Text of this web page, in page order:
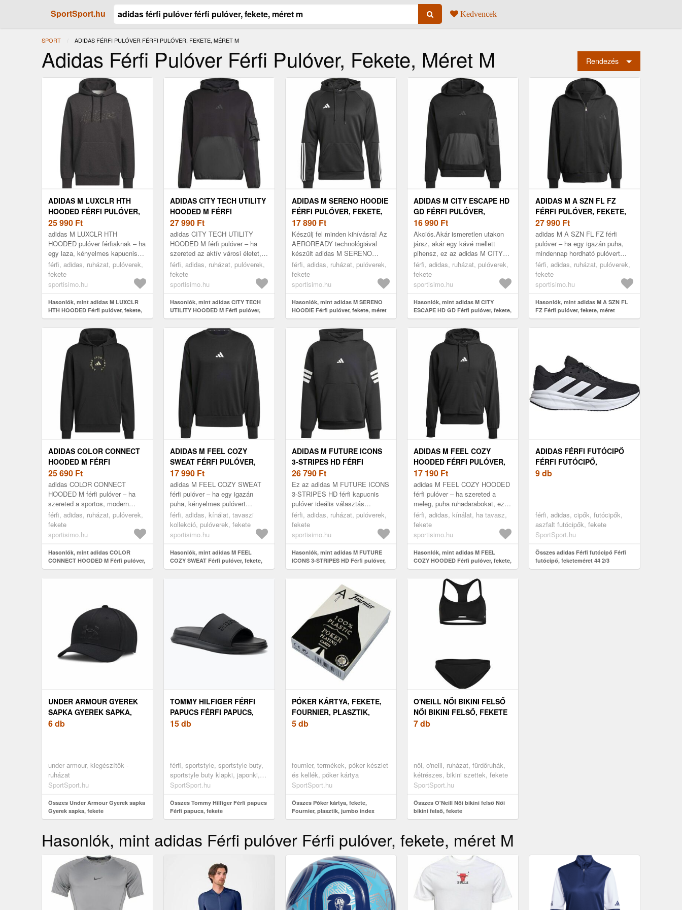
SportSport.hu Kedvencek
SPORT JELENLEGI:
ADIDAS FÉRFI PULÓVER FÉRFI PULÓVER, FEKETE, MÉRET M
Adidas Férfi Pulóver Férfi Pulóver, Fekete, Méret M Rendezés
ADIDAS M LUXCLR HTH
HOODED FÉRFI PULÓVER,
FEKETE, MÉRET
25 990 Ft
adidas M LUXCLR HTH
HOODED pulóver férfiaknak – ha
egy laza, kényelmes kapucnis
pulóvert keresel, ez a modell
neked szól. A puha anyag egész
nap ke...
férfi, adidas, ruházat, pulóverek,
fekete
sportisimo.hu
Hasonlók, mint adidas M LUXCLR
HTH HOODED Férfi pulóver, fekete,
méret
ADIDAS CITY TECH UTILITY
HOODED M FÉRFI
PULÓVER, FEKETE, MÉRET
27 990 Ft
adidas CITY TECH UTILITY
HOODED M férfi pulóver – ha
szereted az aktív városi életet,
ez a pulóver neked való! Az
outdoor inspiráció és a modern
di...
férfi, adidas, ruházat, pulóverek,
fekete
sportisimo.hu
Hasonlók, mint adidas CITY TECH
UTILITY HOODED M Férfi pulóver,
fekete, méret
ADIDAS M SERENO HOODIE
FÉRFI PULÓVER, FEKETE,
MÉRET
17 890 Ft
Készülj fel minden kihívásra! Az
AEROREADY technológiával
készült adidas M SERENO
HOODIE férfi pulóver nem csak
alkalmazkodik a mozgásodhoz,
de kén...
férfi, adidas, ruházat, pulóverek,
fekete
sportisimo.hu
Hasonlók, mint adidas M SERENO
HOODIE Férfi pulóver, fekete, méret
ADIDAS M CITY ESCAPE HD
GD FÉRFI PULÓVER,
FEKETE, MÉRET
16 990 Ft
Akciós.Akár ismeretlen utakon
jársz, akár egy kávé mellett
pihensz, ez az adidas M CITY
ESCAPE HD GD férfi pulóver
megbízható társad lesz. Puha és
meleg f...
férfi, adidas, ruházat, pulóverek,
fekete
sportisimo.hu
Hasonlók, mint adidas M CITY
ESCAPE HD GD Férfi pulóver, fekete,
méret
ADIDAS M A SZN FL FZ
FÉRFI PULÓVER, FEKETE,
MÉRET
27 990 Ft
adidas M A SZN FL FZ férfi
pulóver – ha egy igazán puha,
mindennap hordható pulóvert
keresel, ez lesz a kedvenced! A
teljes cipzáras kialakításnak ...
férfi, adidas, ruházat, pulóverek,
fekete
sportisimo.hu
Hasonlók, mint adidas M A SZN FL
FZ Férfi pulóver, fekete, méret
ADIDAS COLOR CONNECT
HOODED M FÉRFI
PULÓVER, FEKETE, MÉRET
25 690 Ft
adidas COLOR CONNECT
HOODED M férfi pulóver – ha
szereted a sportos, modern
megjelenést, ez a pulóver neked
szól! A mellkason lévő feltűnő
grafika ...
férfi, adidas, ruházat, pulóverek,
fekete
sportisimo.hu
Hasonlók, mint adidas COLOR
CONNECT HOODED M Férfi pulóver,
fekete, méret
ADIDAS M FEEL COZY
SWEAT FÉRFI PULÓVER,
FEKETE, MÉRET
17 990 Ft
adidas M FEEL COZY SWEAT
férfi pulóver – ha egy igazán
puha, kényelmes pulóvert
keresel, ami minden helyzetben
megállja a helyét, ezt próbáld ki!
K...
férfi, adidas, kínálat, tavaszi
kollekció, pulóverek, fekete
sportisimo.hu
Hasonlók, mint adidas M FEEL
COZY SWEAT Férfi pulóver, fekete,
méret
ADIDAS M FUTURE ICONS
3-STRIPES HD FÉRFI
PULÓVER, FEKETE, MÉRET
26 790 Ft
Ez az adidas M FUTURE ICONS
3-STRIPES HD férfi kapucnis
pulóver ideális választás
mindazok számára, akik kedvelik
a lezser stílust és a maximális
k...
férfi, adidas, ruházat, pulóverek,
fekete
sportisimo.hu
Hasonlók, mint adidas M FUTURE
ICONS 3-STRIPES HD Férfi pulóver,
fekete, méret
ADIDAS M FEEL COZY
HOODED FÉRFI PULÓVER,
FEKETE, MÉRET
17 190 Ft
adidas M FEEL COZY HOODED
férfi pulóver – ha szereted a
meleg, puha ruhadarabokat, ez a
pulóver neked való. A kapucni és
a bordázott passzék egész ...
férfi, adidas, kínálat, ha tavasz,
fekete
sportisimo.hu
Hasonlók, mint adidas M FEEL
COZY HOODED Férfi pulóver, fekete,
méret
ADIDAS FÉRFI FUTÓCIPŐ
FÉRFI FUTÓCIPŐ,
FEKETEMÉRET 44 2/3
9 db
férfi, adidas, cipők, futócipők,
aszfalt futócipők, fekete
SportSport.hu
Összes adidas Férfi futócipő Férfi
futócipő, feketeméret 44 2/3
UNDER ARMOUR GYEREK
SAPKA GYEREK SAPKA,
FEKETE
6 db
under armour, kiegészítők -
ruházat
SportSport.hu
Összes Under Armour Gyerek sapka
Gyerek sapka, fekete
TOMMY HILFIGER FÉRFI
PAPUCS FÉRFI PAPUCS,
FEKETE
15 db
férfi, sportstyle, sportstyle buty,
sportstyle buty klapki, japonki,
fekete
SportSport.hu
Összes Tommy Hilfiger Férfi papucs
Férfi papucs, fekete
PÓKER KÁRTYA, FEKETE,
FOURNIER, PLASZTIK,
JUMBO INDEX
5 db
fournier, termékek, póker készlet
és kellék, póker kártya
SportSport.hu
Összes Póker kártya, fekete,
Fournier, plasztik, jumbo index
O'NEILL NŐI BIKINI FELSŐ
NŐI BIKINI FELSŐ, FEKETE
7 db
női, o'neill, ruházat, fürdőruhák,
kétrészes, bikini szettek, fekete
SportSport.hu
Összes O'Neill Női bikini felső Női
bikini felső, fekete
Hasonlók, mint adidas Férfi pulóver Férfi pulóver, fekete, méret M